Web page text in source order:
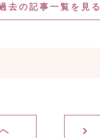
去の記事一覧を見る